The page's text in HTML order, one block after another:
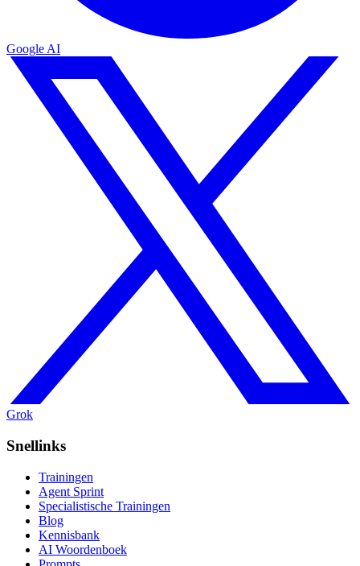
Google AI
Grok
Snellinks
Trainingen
Agent Sprint
Specialistische Trainingen
Blog
Kennisbank
AI Woordenboek